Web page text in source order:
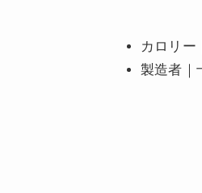
カロリー
製造者｜